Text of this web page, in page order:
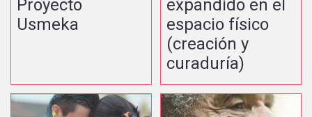
Proyecto
Usmeka
expandido en el
espacio físico
(creación y
curaduría)